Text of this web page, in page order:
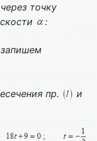
точку
:
пр.
и